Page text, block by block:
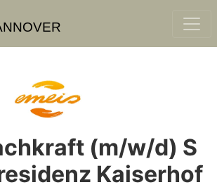
(m/w/d) S
Kaiserhof